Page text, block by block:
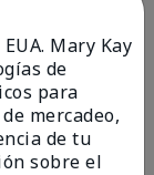
Mary Kay
de
para
mercadeo,
de tu
sobre el